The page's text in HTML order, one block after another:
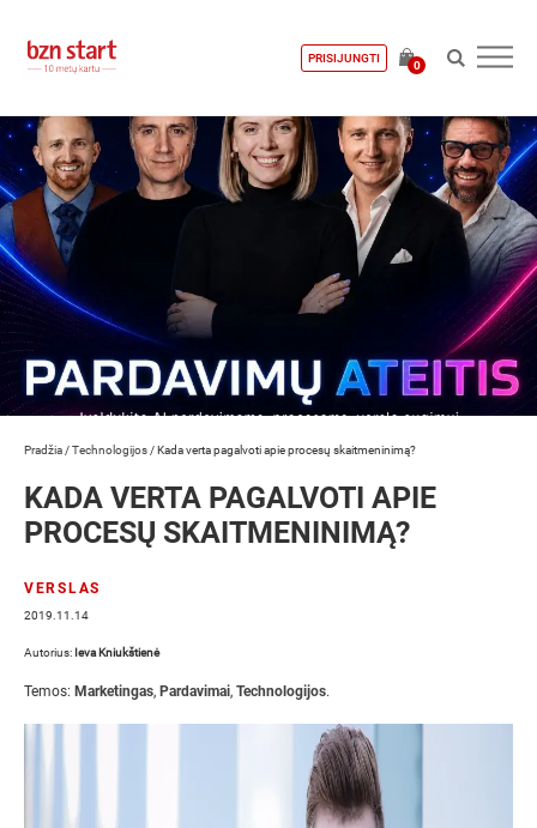
PRISIJUNGTI
0
Pradžia /Technologijos /Kada verta pagalvoti apie procesų skaitmeninimą?
KADA VERTA PAGALVOTI APIE
PROCESŲ SKAITMENINIMĄ?
VERSLAS
2019.11.14
Autorius: Ieva Kniukštienė
Temos: Marketingas, Pardavimai, Technologijos.